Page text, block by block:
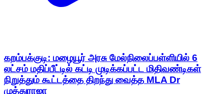
கறம்பக்குடி: மழையூர் அரசு மேல்நிலைப்பள்ளியில் 6
லட்சம் மதிப்பீட்டில் கட்டி முடிக்கப்பட்ட மிதிவண்டிகள்
நிறுத்தும் கூட்டத்தை திறந்து வைத்த MLA Dr
முத்துராஜா